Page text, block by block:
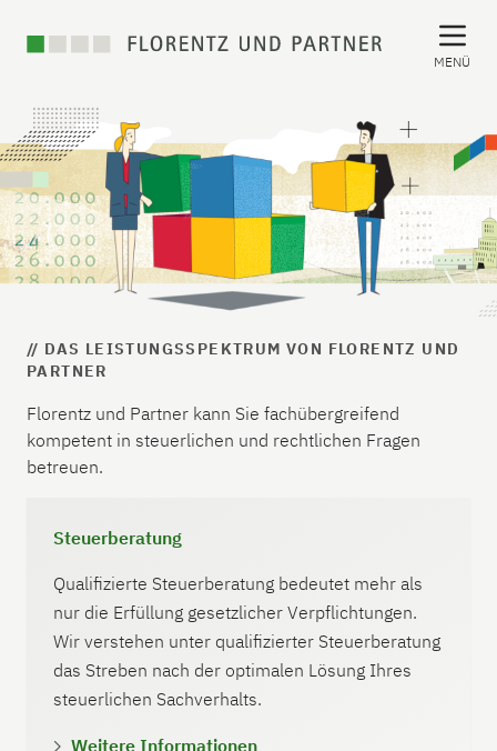
MENÜ
// DAS LEISTUNGSSPEKTRUM VON FLORENTZ UND
PARTNER
Florentz und Partner kann Sie fachübergreifend
kompetent in steuerlichen und rechtlichen Fragen
betreuen.
Steuerberatung
Qualifizierte Steuerberatung bedeutet mehr als
nur die Erfüllung gesetzlicher Verpflichtungen.
Wir verstehen unter qualifizierter Steuerberatung
das Streben nach der optimalen Lösung Ihres
steuerlichen Sachverhalts.
Weitere Informationen